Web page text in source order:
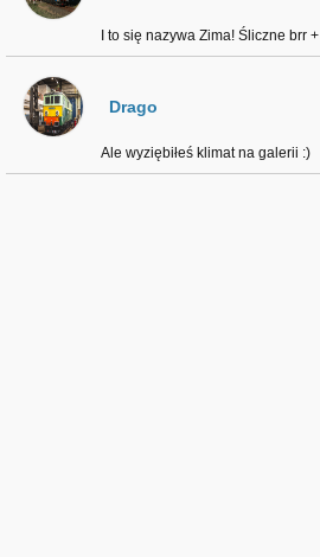
I to się nazywa Zima! Śliczne brr +
Drago
Ale wyziębiłeś klimat na galerii :)